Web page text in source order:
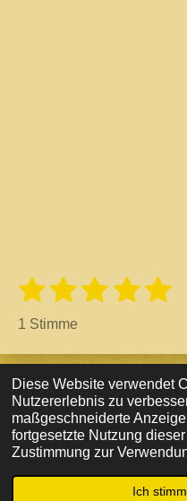
Diese Website verwendet
Nutzererlebnis zu
maßgeschneiderte
fortgesetzte Nutzung
Zustimmung zur
Ich
B
e
r
t
u
n
g
1
S
t
e
r
n
2
S
t
e
r
n
e
3
t
e
r
n
e
4
t
e
r
n
e
5
t
e
r
n
e
B
t
u
n
g
a
b
s
e
n
1 Stimme
© 2022 Bergkristall- Fanshop-
Telefon